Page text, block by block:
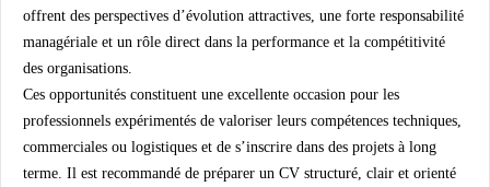
offrent des perspectives d’évolution attractives, une forte responsabilité
managériale et un rôle direct dans la performance et la compétitivité
des organisations.
Ces opportunités constituent une excellente occasion pour les
professionnels expérimentés de valoriser leurs compétences techniques,
commerciales ou logistiques et de s’inscrire dans des projets à long
terme. Il est recommandé de préparer un CV structuré, clair et orienté